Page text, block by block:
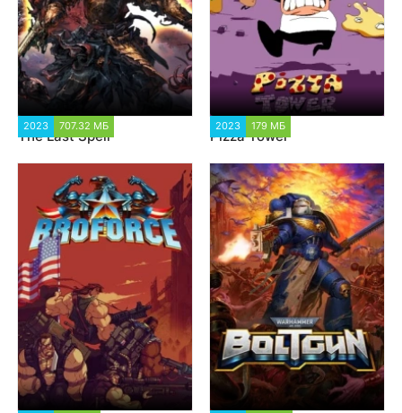
2023 707.32 МБ
The Last Spell
2023 179 МБ
Pizza Tower